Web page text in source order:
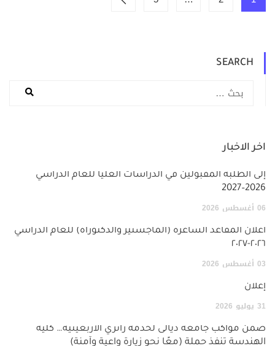
SEARCH
اخر الاخبار
إلى الطلبة المقبولين في الدراسات العليا للعام الدراسي
2026–2027
06 أغسطس 2026
اعلان المقاعد الشاغرة (الماجستير والدكتوراة) للعام الدراسي
٢٠٢٦-٢٠٢٧
03 أغسطس 2026
إعلان
31 يوليو 2026
ضمن مواكب جامعة ديالى لخدمة زائري الأربعينية… كلية
الهندسة تنفذ حملة (معًا نحو زيارة واعية وآمنة)